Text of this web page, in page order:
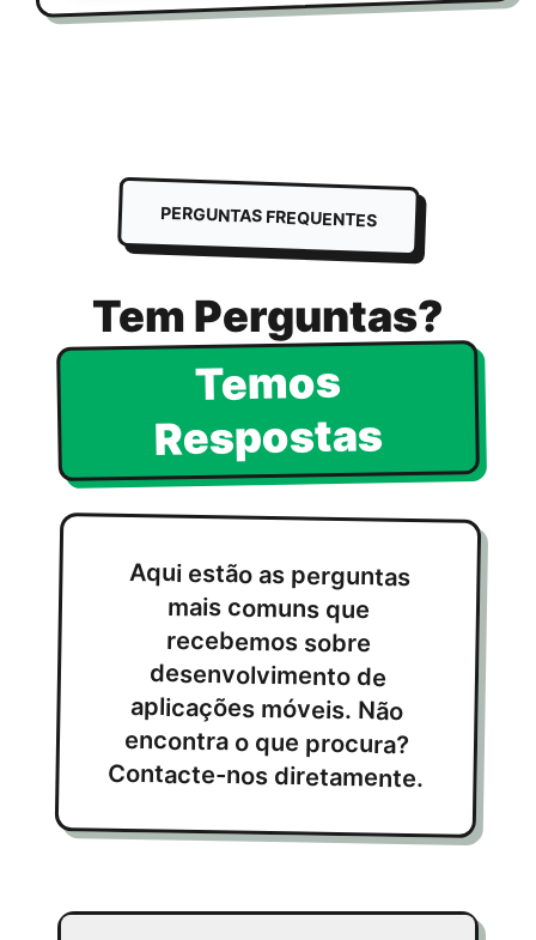
PERGUNTAS FREQUENTES
Tem Perguntas?
Temos
Respostas
Aqui estão as perguntas
mais comuns que
recebemos sobre
desenvolvimento de
aplicações móveis. Não
encontra o que procura?
Contacte-nos diretamente.